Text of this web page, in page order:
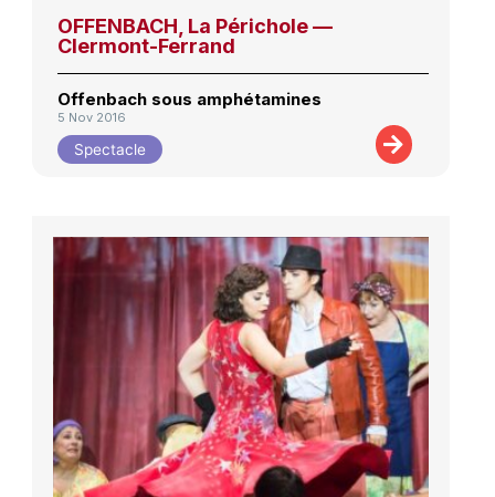
OFFENBACH, La Périchole —
Clermont-Ferrand
Offenbach sous amphétamines
5 Nov 2016
Spectacle